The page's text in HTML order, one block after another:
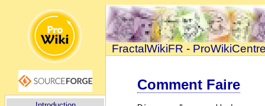
FractalWikiFR -
Comment Faire